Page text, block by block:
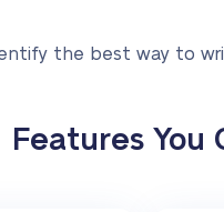
the best way to
Features